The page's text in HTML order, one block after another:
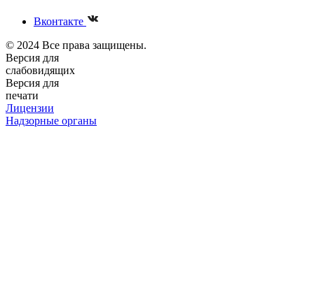
Вконтакте
© 2024 Все права защищены.
Версия для
слабовидящих
Версия для
печати
Лицензии
Надзорные органы